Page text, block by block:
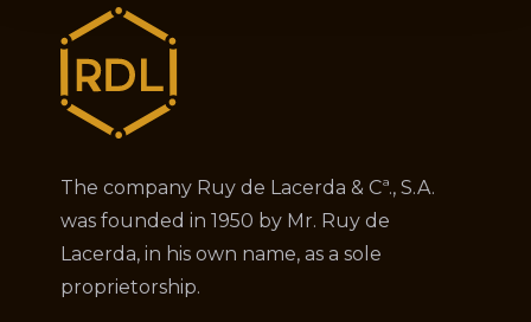
The company Ruy de Lacerda & Cª., S.A.
was founded in 1950 by Mr. Ruy de
Lacerda, in his own name, as a sole
proprietorship.